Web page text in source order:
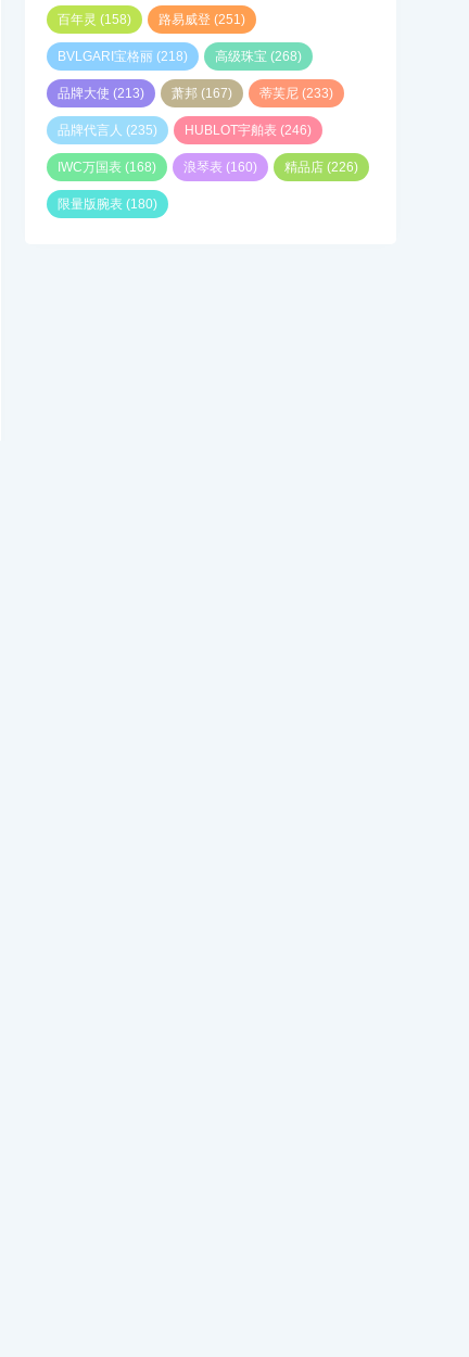
百年灵 (158) 路易威登 (251)
BVLGARI宝格丽 (218) 高级珠宝 (268)
品牌大使 (213) 萧邦 (167) 蒂芙尼 (233)
品牌代言人 (235) HUBLOT宇舶表 (246)
IWC万国表 (168) 浪琴表 (160) 精品店 (226)
限量版腕表 (180)